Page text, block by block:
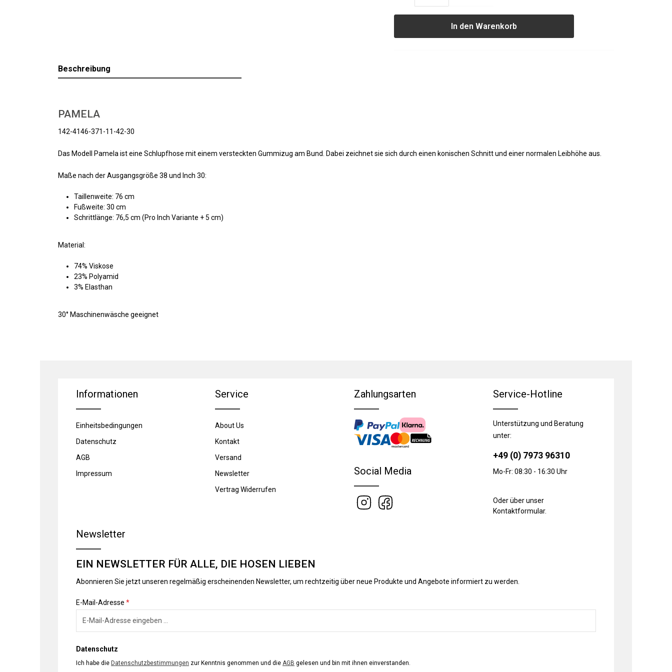
In den Warenkorb
Beschreibung
PAMELA
142-4146-371-11-42-30
Das Modell Pamela ist eine Schlupfhose mit einem versteckten Gummizug am Bund. Dabei zeichnet sie sich durch einen konischen Schnitt und einer normalen Leibhöhe aus.
Maße nach der Ausgangsgröße 38 und Inch 30:
Taillenweite: 76 cm
Fußweite: 30 cm
Schrittlänge: 76,5 cm (Pro Inch Variante + 5 cm)
Material:
74% Viskose
23% Polyamid
3% Elasthan
30° Maschinenwäsche geeignet
Informationen
Einheitsbedingungen
Datenschutz
AGB
Impressum
Service
About Us
Kontakt
Versand
Newsletter
Vertrag Widerrufen
Zahlungsarten
Social Media
Service-Hotline
Unterstützung und Beratung
unter:
+49 (0) 7973 96310
Mo-Fr: 08:30 - 16:30 Uhr
Oder über unser
Kontaktformular.
Newsletter
EIN NEWSLETTER FÜR ALLE, DIE HOSEN LIEBEN
Abonnieren Sie jetzt unseren regelmäßig erscheinenden Newsletter, um rechtzeitig über neue Produkte und Angebote informiert zu werden.
E-Mail-Adresse *
Datenschutz
Ich habe die Datenschutzbestimmungen zur Kenntnis genommen und die AGB gelesen und bin mit ihnen einverstanden.